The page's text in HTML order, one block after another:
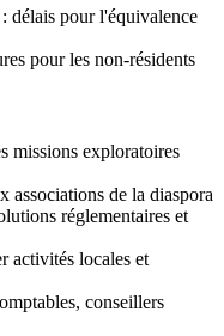
: délais pour l'équivalence
pour les non-résidents
missions exploratoires
associations de la diaspora
réglementaires et
activités locales et
conseillers